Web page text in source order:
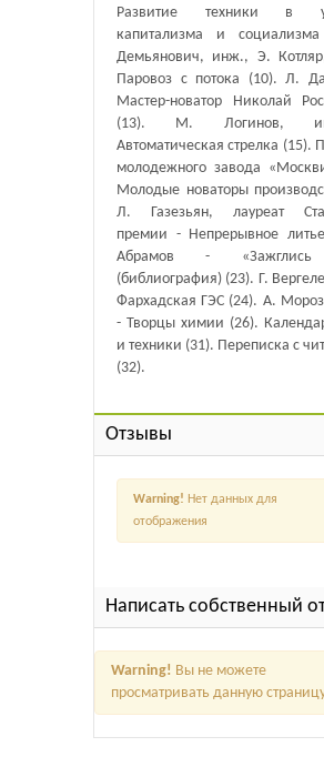
Развитие техники в
капитализма и
Демьянович, инж., Э.
Паровоз с потока (10). Л.
Мастер-новатор Николай
(13). М. Логинов,
Автоматическая стрелка (15).
молодежного завода
Молодые новаторы
Л. Газезьян, лауреат
премии - Непрерывное
Абрамов - «Зажглись
(библиография) (23). Г.
Фархадская ГЭС (24). А.
- Творцы химии (26).
и техники (31). Переписка с
(32).
Отзывы
Warning! Нет данных для
отображения
Написать собственный
Warning! Вы не можете
просматривать данную